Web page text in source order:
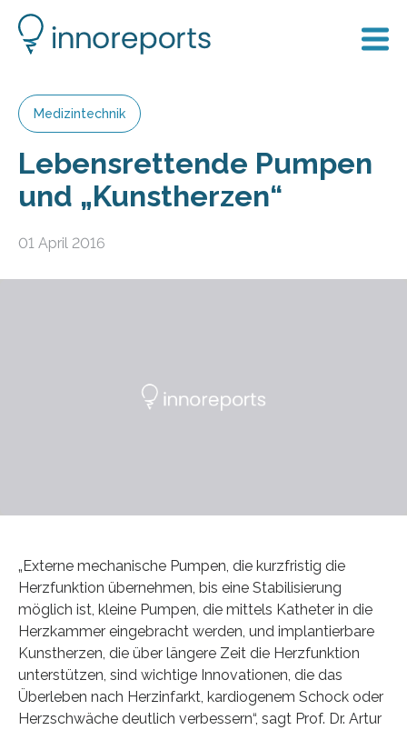
Medizintechnik
Lebensrettende Pumpen
und „Kunstherzen“
01 April 2016
„Externe mechanische Pumpen, die kurzfristig die
Herzfunktion übernehmen, bis eine Stabilisierung
möglich ist, kleine Pumpen, die mittels Katheter in die
Herzkammer eingebracht werden, und implantierbare
Kunstherzen, die über längere Zeit die Herzfunktion
unterstützen, sind wichtige Innovationen, die das
Überleben nach Herzinfarkt, kardiogenem Schock oder
Herzschwäche deutlich verbessern“, sagt Prof. Dr. Artur